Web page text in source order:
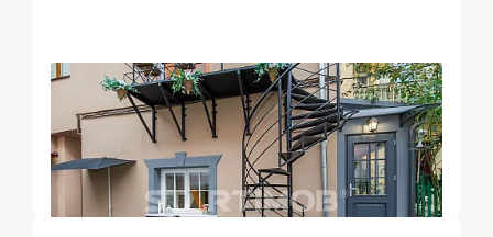
OFERTA NOUA EXCLUSIVITATE COMISION 50%
Garsoniera zona Facultatii de Medicina
Brasov
20
m²
Parter
Etaj